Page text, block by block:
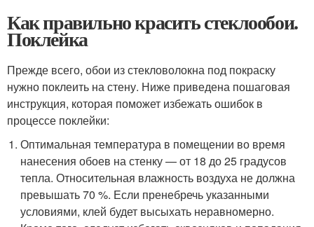
Как правильно красить стеклообои.
Поклейка
Прежде всего, обои из стекловолокна под покраску
нужно поклеить на стену. Ниже приведена пошаговая
инструкция, которая поможет избежать ошибок в
процессе поклейки:
Оптимальная температура в помещении во время
нанесения обоев на стенку — от 18 до 25 градусов
тепла. Относительная влажность воздуха не должна
превышать 70 %. Если пренебречь указанными
условиями, клей будет высыхать неравномерно.